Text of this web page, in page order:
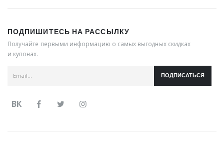
ПОДПИШИТЕСЬ НА РАССЫЛКУ
Получайте первыми информацию о самых выгодных скидках
и купонах.
ПОДПИСАТЬСЯ
ВК